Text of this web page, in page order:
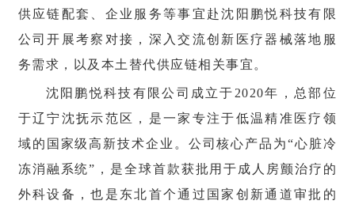
供应链配套、企业服务等事宜赴沈阳鹏悦科技有限
公司开展考察对接，深入交流创新医疗器械落地服
务需求，以及本土替代供应链相关事宜。
沈阳鹏悦科技有限公司成立于2020年，总部位
于辽宁沈抚示范区，是一家专注于低温精准医疗领
域的国家级高新技术企业。公司核心产品为“心脏冷
冻消融系统”，是全球首款获批用于成人房颤治疗的
外科设备，也是东北首个通过国家创新通道审批的